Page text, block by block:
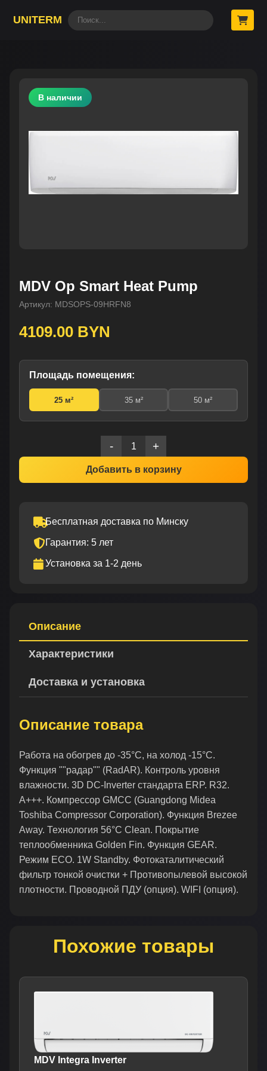
UNITERM
В наличии
MDV Op Smart Heat Pump
Артикул: MDSOPS-09HRFN8
4109.00 BYN
Площадь помещения:
25 м² 35 м² 50 м²
- +
Добавить в корзину
Бесплатная доставка по Минску
Гарантия: 5 лет
Установка за 1-2 день
Описание
Характеристики
Доставка и установка
Описание товара
Работа на обогрев до -35°C, на холод -15°C.
Функция ""радар"" (RadAR). Контроль уровня
влажности. 3D DC-Inverter стандарта ERP. R32.
А+++. Компрессор GMCC (Guangdong Midea
Toshiba Compressor Corporation). Функция Brezee
Away. Технология 56°C Clean. Покрытие
теплообменника Golden Fin. Функция GEAR.
Режим ECO. 1W Standby. Фотокаталитический
фильтр тонкой очистки + Противопылевой высокой
плотности. Проводной ПДУ (опция). WIFI (опция).
Похожие товары
MDV Integra Inverter